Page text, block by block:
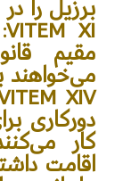
برزیل را
VITEM XI
مقیم
می‌خواهند
XIV
دورکاری
کار
اقامت